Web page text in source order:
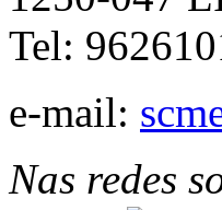
Tel:
e-mail:
Nas redes